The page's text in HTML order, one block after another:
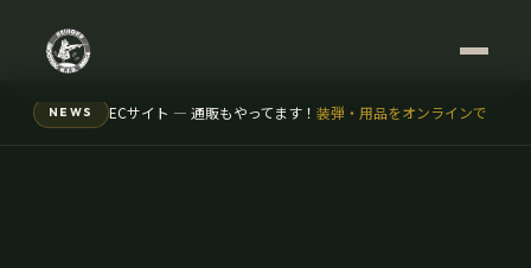
NEWS
ECサイト — 通販もやってます！ 装弾・用品をオンラインで
会員デジタルサービス開始！購買履歴の年間レポートで書類作